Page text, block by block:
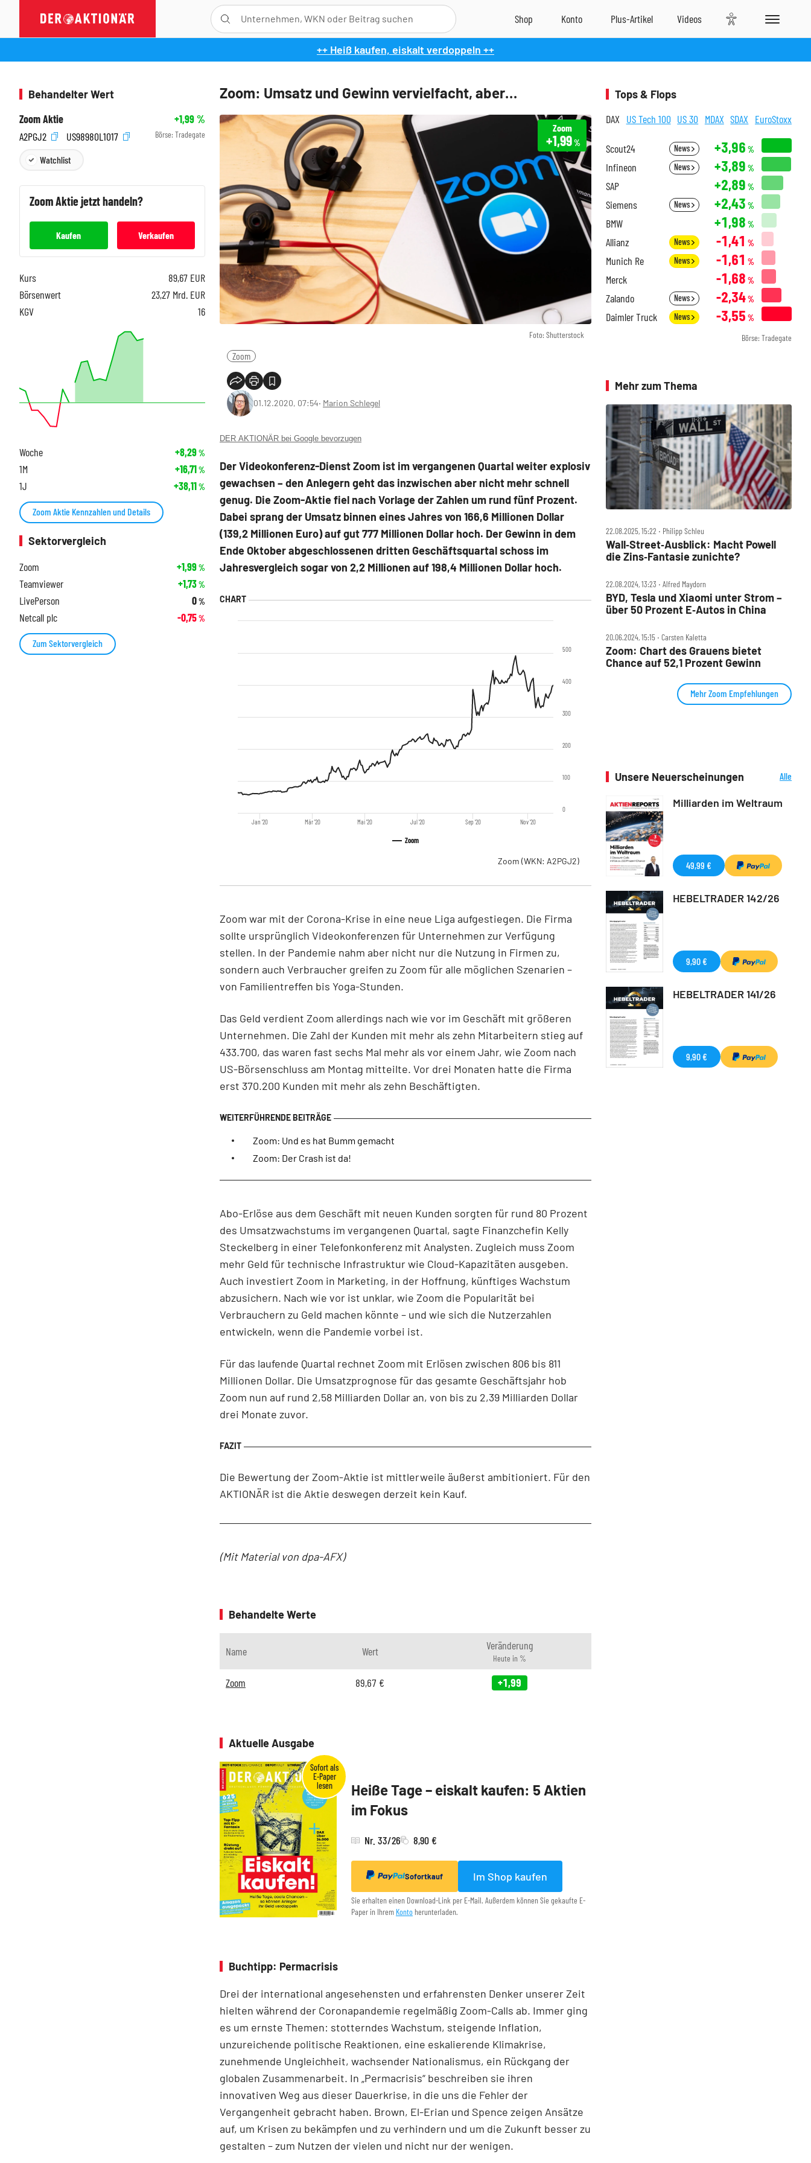
++ Heiß kaufen, eiskalt verdoppeln ++
Zoom: Umsatz und Gewinn vervielfacht, aber…
Foto: Shutterstock
Zoom
+1,99%
Zoom
01.12.2020, 07:54‧ Marion Schlegel
DER AKTIONÄR bei Google bevorzugen
Der Videokonferenz-Dienst Zoom ist im vergangenen Quartal weiter explosiv
gewachsen – den Anlegern geht das inzwischen aber nicht mehr schnell
genug. Die Zoom-Aktie fiel nach Vorlage der Zahlen um rund fünf Prozent.
Dabei sprang der Umsatz binnen eines Jahres von 166,6 Millionen Dollar
(139,2 Millionen Euro) auf gut 777 Millionen Dollar hoch. Der Gewinn in dem
Ende Oktober abgeschlossenen dritten Geschäftsquartal schoss im
Jahresvergleich sogar von 2,2 Millionen auf 198,4 Millionen Dollar hoch.
Zoom
Jan '20 Mär '20 Mai '20 Jul '20 Sep '20 Nov '20
0
100
200
300
400
500
Zoom (WKN: A2PGJ2)
Zoom war mit der Corona-Krise in eine neue Liga aufgestiegen. Die Firma
sollte ursprünglich Videokonferenzen für Unternehmen zur Verfügung
stellen. In der Pandemie nahm aber nicht nur die Nutzung in Firmen zu,
sondern auch Verbraucher greifen zu Zoom für alle möglichen Szenarien –
von Familientreffen bis Yoga-Stunden.
Das Geld verdient Zoom allerdings nach wie vor im Geschäft mit größeren
Unternehmen. Die Zahl der Kunden mit mehr als zehn Mitarbeitern stieg auf
433.700, das waren fast sechs Mal mehr als vor einem Jahr, wie Zoom nach
US-Börsenschluss am Montag mitteilte. Vor drei Monaten hatte die Firma
erst 370.200 Kunden mit mehr als zehn Beschäftigten.
Zoom: Und es hat Bumm gemacht
Zoom: Der Crash ist da!
Abo-Erlöse aus dem Geschäft mit neuen Kunden sorgten für rund 80 Prozent
des Umsatzwachstums im vergangenen Quartal, sagte Finanzchefin Kelly
Steckelberg in einer Telefonkonferenz mit Analysten. Zugleich muss Zoom
mehr Geld für technische Infrastruktur wie Cloud-Kapazitäten ausgeben.
Auch investiert Zoom in Marketing, in der Hoffnung, künftiges Wachstum
abzusichern. Nach wie vor ist unklar, wie Zoom die Popularität bei
Verbrauchern zu Geld machen könnte – und wie sich die Nutzerzahlen
entwickeln, wenn die Pandemie vorbei ist.
Für das laufende Quartal rechnet Zoom mit Erlösen zwischen 806 bis 811
Millionen Dollar. Die Umsatzprognose für das gesamte Geschäftsjahr hob
Zoom nun auf rund 2,58 Milliarden Dollar an, von bis zu 2,39 Milliarden Dollar
drei Monate zuvor.
Die Bewertung der Zoom-Aktie ist mittlerweile äußerst ambitioniert. Für den
AKTIONÄR ist die Aktie deswegen derzeit kein Kauf.
(Mit Material von dpa-AFX)
Behandelte Werte
Name Wert Veränderung
Heute in %
Zoom 89,67 € +1,99
Aktuelle Ausgabe
Heiße Tage – eiskalt kaufen: 5 Aktien
im Fokus
Nr. 33/26 8,90 €
Sofortkauf Im Shop kaufen
Sie erhalten einen Download-Link per E-Mail. Außerdem können Sie gekaufte E-
Paper in Ihrem Konto herunterladen.
Buchtipp: Permacrisis
Drei der international angesehensten und erfahrensten Denker unserer Zeit
hielten während der Coronapandemie regelmäßig Zoom-Calls ab. Immer ging
es um ernste Themen: stotterndes Wachstum, steigende Inflation,
unzureichende politische Reaktionen, eine eskalierende Klimakrise,
zunehmende Ungleichheit, wachsender Nationalismus, ein Rückgang der
globalen Zusammenarbeit. In „Permacrisis“ beschreiben sie ihren
innovativen Weg aus dieser Dauerkrise, in die uns die Fehler der
Vergangenheit gebracht haben. Brown, El-Erian und Spence zeigen Ansätze
auf, um Krisen zu bekämpfen und zu verhindern und um die Zukunft besser zu
gestalten – zum Nutzen der vielen und nicht nur der wenigen.
Behandelter Wert
Zoom Aktie
+1,99%
A2PGJ2
US98980L1017 Börse: Tradegate
Watchlist
ZoomAktie jetzt handeln?
Kaufen Verkaufen
Kurs 89,67 EUR
Börsenwert
23,27 Mrd. EUR
KGV
16
Woche +8,29%
1M +16,71%
1J +38,11%
Zoom Aktie Kennzahlen und Details
Sektorvergleich
Zoom
+1,99%
Teamviewer +1,73%
LivePerson 0%
Netcall plc -0,75%
Zum Sektorvergleich
Tops & Flops
DAX US Tech 100 US 30 MDAX SDAX EuroStoxx
Scout24 News +3,96 %
Infineon News +3,89 %
SAP +2,89 %
Siemens News +2,43 %
BMW +1,98 %
Allianz News -1,41 %
Munich Re News -1,61 %
Merck -1,68 %
Zalando News -2,34%
Daimler Truck News -3,55 %
Börse: Tradegate
Mehr zum Thema
22.08.2025, 15:22 ‧ Philipp Schleu
Wall‑Street‑Ausblick: Macht Powell
die Zins‑Fantasie zunichte?
22.08.2024, 13:23 ‧ Alfred Maydorn
BYD, Tesla und Xiaomi unter Strom –
über 50 Prozent E‑Autos in China
20.06.2024, 15:15 ‧ Carsten Kaletta
Zoom: Chart des Grauens bietet
Chance auf 52,1 Prozent Gewinn
Mehr Zoom Empfehlungen
Unsere Neuerscheinungen
Alle
Milliarden im Weltraum
49,99 €
HEBELTRADER 142/26
9,90 €
HEBELTRADER 141/26
9,90 €